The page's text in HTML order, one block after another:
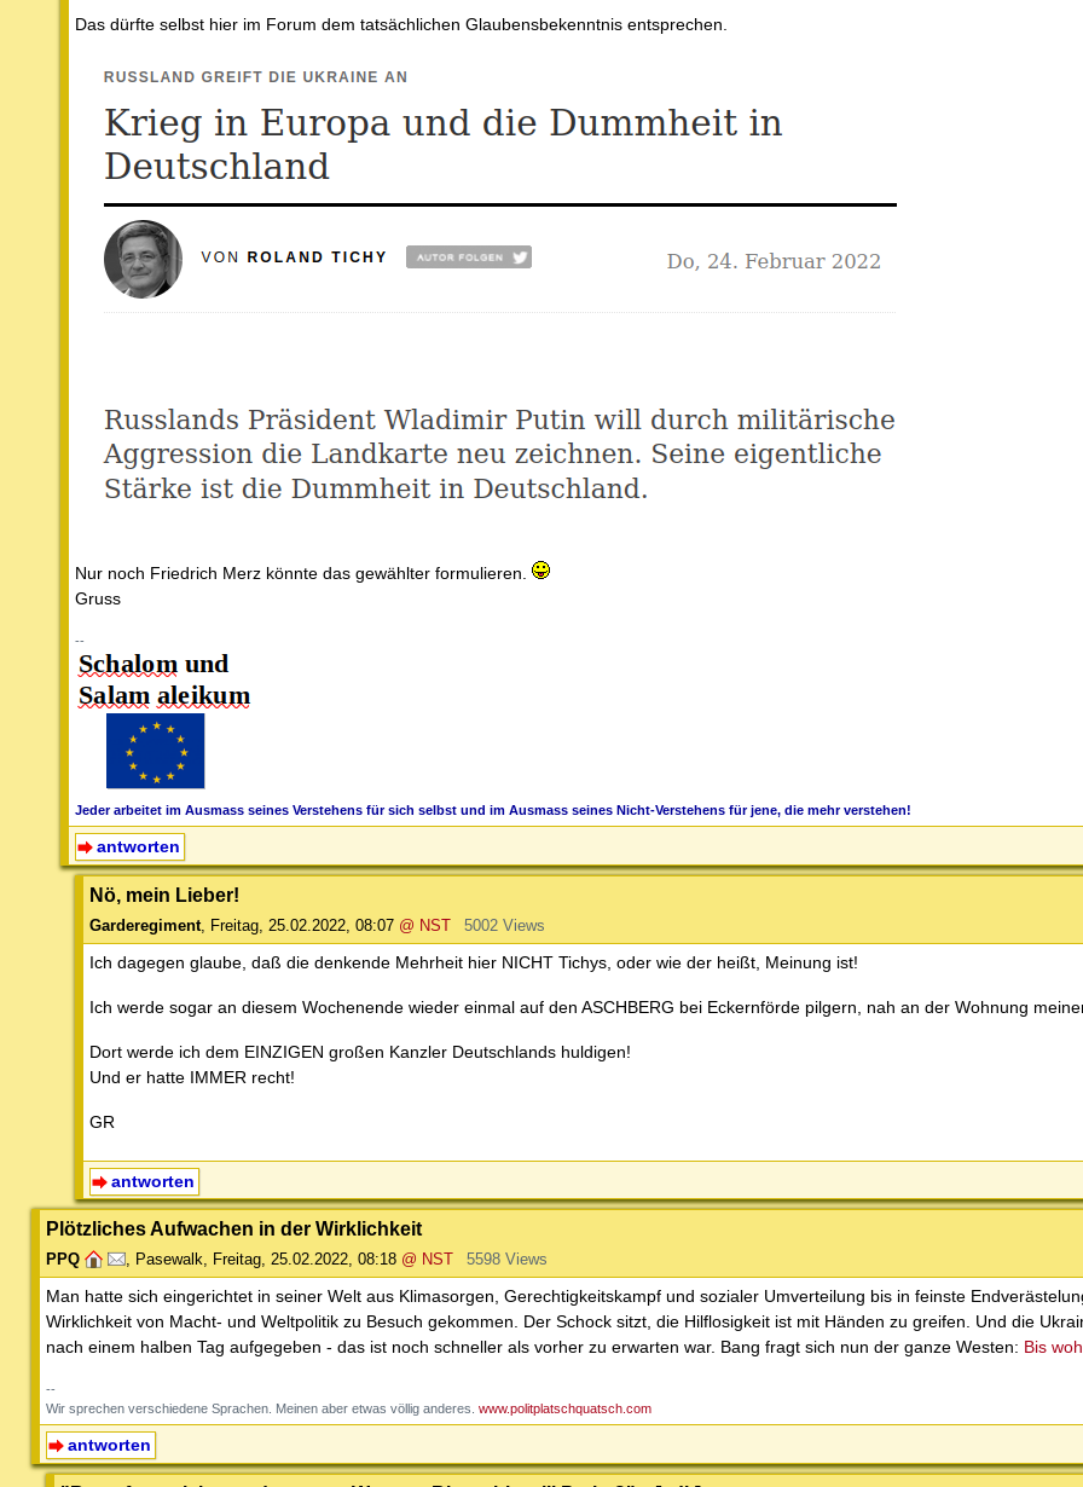
Das dürfte selbst hier im Forum dem tatsächlichen Glaubensbekenntnis entsprechen.
Nur noch Friedrich Merz könnte das gewählter formulieren.
Gruss
--
Jeder arbeitet im Ausmass seines Verstehens für sich selbst und im Ausmass seines Nicht-Verstehens für jene, die mehr verstehen!
antworten
Nö, mein Lieber!
Garderegiment, Freitag, 25.02.2022, 08:07 @ NST 5002 Views
Ich dagegen glaube, daß die denkende Mehrheit hier NICHT Tichys, oder wie der heißt, Meinung ist!
Ich werde sogar an diesem Wochenende wieder einmal auf den ASCHBERG bei Eckernförde pilgern, nah an der Wohnung
Dort werde ich dem EINZIGEN großen Kanzler Deutschlands huldigen!
Und er hatte IMMER recht!
GR
antworten
Plötzliches Aufwachen in der Wirklichkeit
PPQ , Pasewalk, Freitag, 25.02.2022, 08:18 @ NST 5598 Views
Man hatte sich eingerichtet in seiner Welt aus Klimasorgen, Gerechtigkeitskampf und sozialer Umverteilung bis in feinste
Wirklichkeit von Macht- und Weltpolitik zu Besuch gekommen. Der Schock sitzt, die Hilflosigkeit ist mit Händen zu greifen. Und die
nach einem halben Tag aufgegeben - das ist noch schneller als vorher zu erwarten war. Bang fragt sich nun der ganze Westen: Bis
--
Wir sprechen verschiedene Sprachen. Meinen aber etwas völlig anderes. www.politplatschquatsch.com
antworten